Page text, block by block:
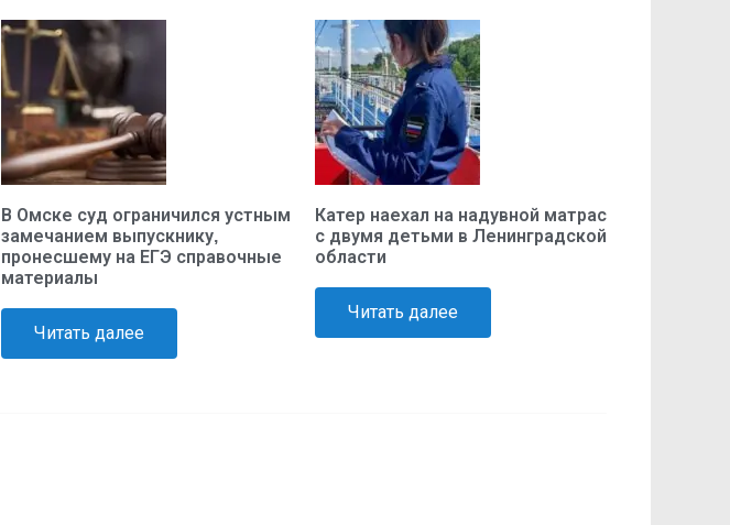
В Омске суд ограничился устным
замечанием выпускнику,
пронесшему на ЕГЭ справочные
материалы
Читать далее
Катер наехал на надувной матрас
с двумя детьми в Ленинградской
области
Читать далее